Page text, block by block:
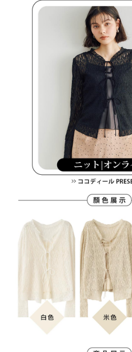
【注意事項】
1.本服務係由「台灣大哥大股份有限公司」（
用戶於交易時，得透過本服務購買商品或服務
買賣價金債權讓與本公司後，依約使用本公司
2.基於同意付款使用「大哥付你分期」之契約
資料（包含姓名、電話或地址）提供予台灣大
由本公司與您本人進行分期帳單所需資料之確
3.完整用戶服務條款，請詳閱以下連結：
ATM／網路銀行／等多元方式進行付款，方視
※ 請注意：結帳手續完成當下不需立刻繳費，
購買商品的店家。未經商家同意取消之訂單仍
※ 交易是否成功請以「AFTEE先享後付 」之
是否繳費成功／繳費後需取消欲退款等相關疑
https://
１．透過由恩沛科技股份有限公司提供之「
易，需依本服務之必要範圍內提供個人資料，
權轉讓予恩沛科技股份有限公司。
２．關於個人資料處理事宜，請瀏覽以下網址
https://aftee.tw/terms/#terms3
３．未成年的使用者請事先徵得法定代理人或
「AFTEE先享後付」，若未經同意申辦者引起
４．使用「AFTEE先享後付」時，將依據個
時審查核予不同之上限額度；若仍有額度不足
請求用戶進行身份認證。
５．嚴禁一人註冊多個帳號或使用他人資訊註
恩沛科技股份有限公司將有權停止該用戶之使
萊爾富取貨付款
每筆NT$80，滿NT$2,000(含以上)免運費
每筆NT$80，滿NT$2,000(含以上)免運
每筆NT$80，滿NT$2,000(含以上)免運費
每筆NT$80，滿NT$2,000(含以上)免運費
每筆NT$80，滿NT$2,000(含以上)免運費
離島宅配
每筆NT$280，滿NT$2,000(含以上)免運